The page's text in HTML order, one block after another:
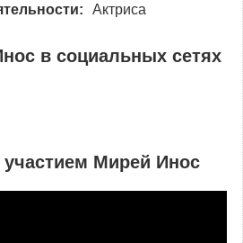
Актриса
в социальных сетях
участием Мирей Инос